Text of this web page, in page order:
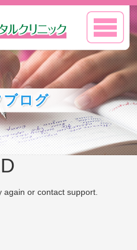
or contact support.